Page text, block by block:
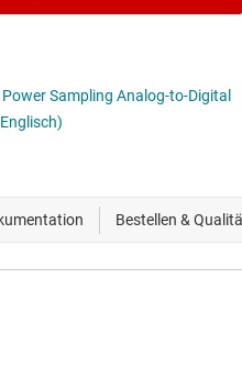
Sampling Analog-to-Digital